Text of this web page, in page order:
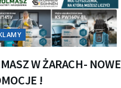
W ŻARACH- NOWE
!